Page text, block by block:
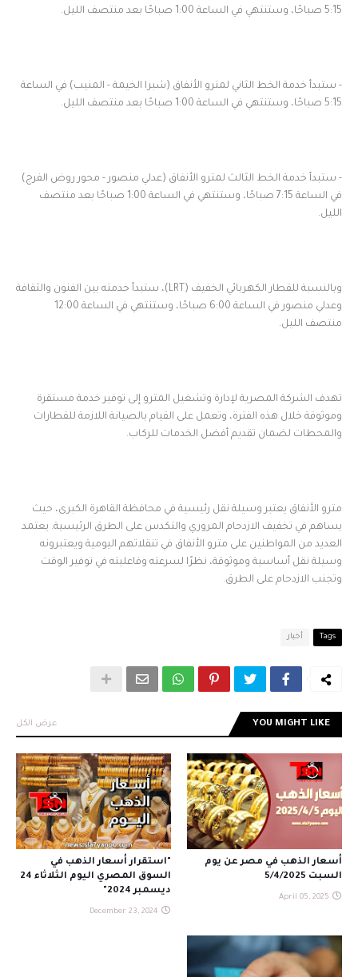
5:15 صباحًا، وستنتهي في الساعة 1:00 صباحًا بعد منتصف الليل.
- ستبدأ خدمة الخط الثاني لمترو الأنفاق (شبرا الخيمة - المنيب) في الساعة
5:15 صباحًا، وستنتهي في الساعة 1:00 صباحًا بعد منتصف الليل.
- ستبدأ خدمة الخط الثالث لمترو الأنفاق (عدلي منصور - محور روض الفرج)
في الساعة 7:15 صباحًا، وستنتهي في الساعة 1:00 صباحًا بعد منتصف
الليل.
وبالنسبة للقطار الكهربائي الخفيف (LRT)، ستبدأ خدمته بين الفنون والثقافة
وعدلي منصور في الساعة 6:00 صباحًا، وستنتهي في الساعة 12:00
منتصف الليل.
تهدف الشركة المصرية لإدارة وتشغيل المترو إلى توفير خدمة مستقرة
وموثوقة خلال هذه الفترة، وتعمل على القيام بالصيانة اللازمة للقطارات
والمحطات لضمان تقديم أفضل الخدمات للركاب.
مترو الأنفاق يعتبر وسيلة نقل رئيسية في محافظة القاهرة الكبرى، حيث
يساهم في تخفيف الازدحام المروري والتكدس على الطرق الرئيسية. يعتمد
العديد من المواطنين على مترو الأنفاق في تنقلاتهم اليومية ويعتبرونه
وسيلة نقل أساسية وموثوقة، نظرًا لسرعته وفاعليته في توفير الوقت
وتجنب الازدحام على الطرق.
Tags أخبار
YOU MIGHT LIKE عرض الكل
أسعار الذهب في مصر عن يوم
السبت 5/4/2025
April 05, 2025
"استقرار أسعار الذهب في
السوق المصري اليوم الثلاثاء 24
ديسمبر 2024"
December 23, 2024